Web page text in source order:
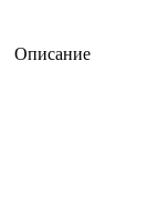
Описание